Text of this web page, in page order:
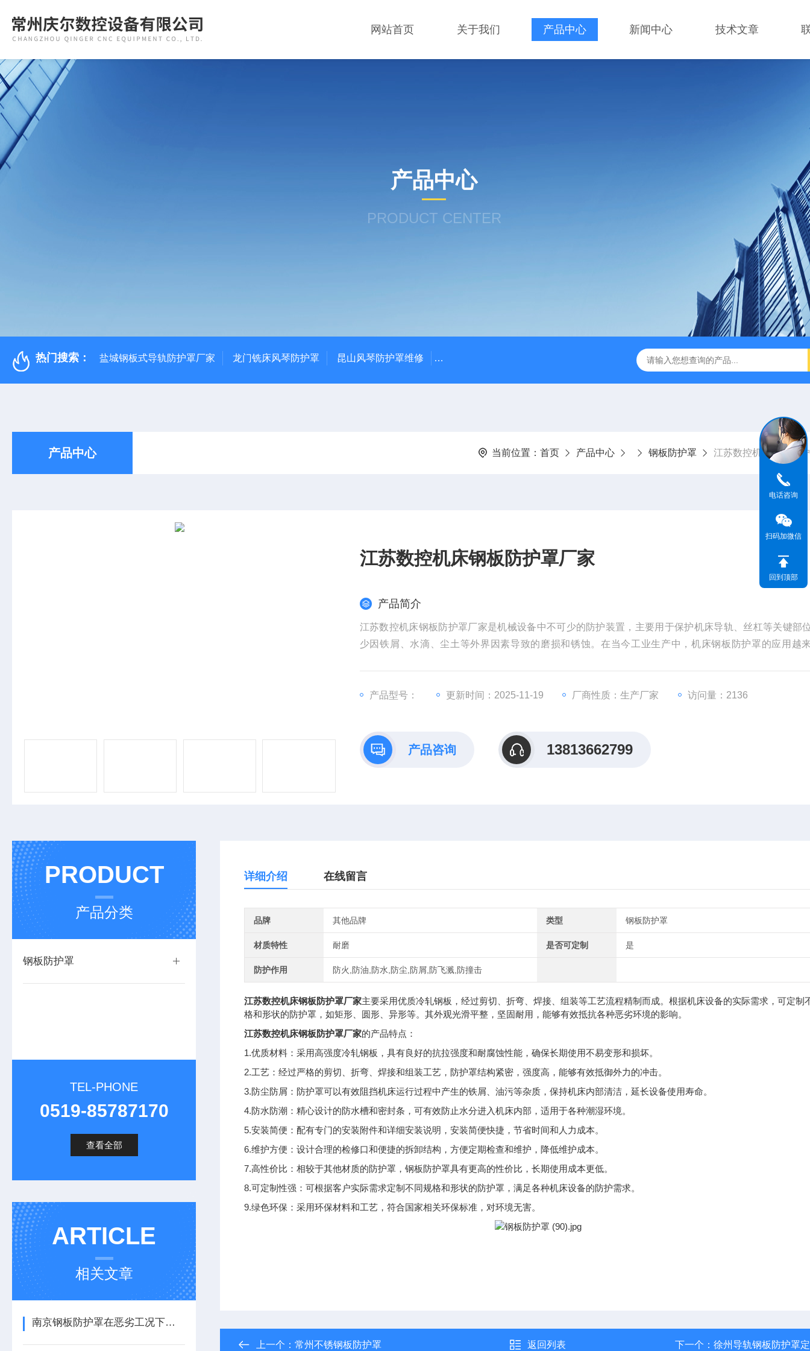
网站首页 关于我们 产品中心 新闻中心 技术文章
产品中心
PRODUCT CENTER
热门搜索： 盐城钢板式导轨防护罩厂家 龙门铣床风琴防护罩 昆山风琴防护罩维修 常州排屑机-常州庆尔数控设备有限公司 常州钢板防护罩 常州风琴防护罩定制
产品中心 当前位置： 首页 产品中心 钢板防护罩 江苏数控机床钢板防
江苏数控机床钢板防护罩厂家
产品简介
江苏数控机床钢板防护罩厂家是机械设备中不可少的防护装置，主要用于保护机床导轨、丝杠等关键部
少因铁屑、水滴、尘土等外界因素导致的磨损和锈蚀。在当今工业生产中，机床钢板防护罩的应用越
产品型号： 更新时间：2025-11-19 厂商性质：生产厂家 访问量：2136
产品咨询 13813662799
PRODUCT
产品分类
钢板防护罩
TEL-PHONE
0519-85787170
查看全部
ARTICLE
相关文章
南京钢板防护罩在恶劣工况下的防护应用
详细介绍 在线留言
品牌 其他品牌 类型 钢板防护罩
材质特性 耐磨 是否可定制 是
防护作用 防火,防油,防水,防尘,防屑,防飞溅,防撞击
江苏数控机床钢板防护罩厂家主要采用优质冷轧钢板，经过剪切、折弯、焊接、组装等工艺流程精制而成。根据机床设备的实际需求，可定制
格和形状的防护罩，如矩形、圆形、异形等。其外观光滑平整，坚固耐用，能够有效抵抗各种恶劣环境的影响。
江苏数控机床钢板防护罩厂家的产品特点：
1.优质材料：采用高强度冷轧钢板，具有良好的抗拉强度和耐腐蚀性能，确保长期使用不易变形和损坏。
2.工艺：经过严格的剪切、折弯、焊接和组装工艺，防护罩结构紧密，强度高，能够有效抵御外力的冲击。
3.防尘防屑：防护罩可以有效阻挡机床运行过程中产生的铁屑、油污等杂质，保持机床内部清洁，延长设备使用寿命。
4.防水防潮：精心设计的防水槽和密封条，可有效防止水分进入机床内部，适用于各种潮湿环境。
5.安装简便：配有专门的安装附件和详细安装说明，安装简便快捷，节省时间和人力成本。
6.维护方便：设计合理的检修口和便捷的拆卸结构，方便定期检查和维护，降低维护成本。
7.高性价比：相较于其他材质的防护罩，钢板防护罩具有更高的性价比，长期使用成本更低。
8.可定制性强：可根据客户实际需求定制不同规格和形状的防护罩，满足各种机床设备的防护需求。
9.绿色环保：采用环保材料和工艺，符合国家相关环保标准，对环境无害。
上一个： 常州不锈钢板防护罩 返回列表 下一个： 徐州导轨钢板防护罩
电话咨询
扫码加微信
回到顶部